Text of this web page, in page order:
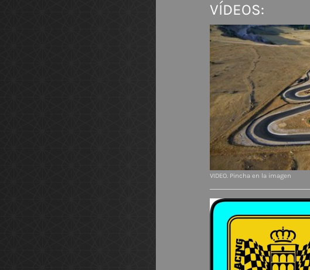
VÍDEOS:
VIDEO. Pincha en la imagen